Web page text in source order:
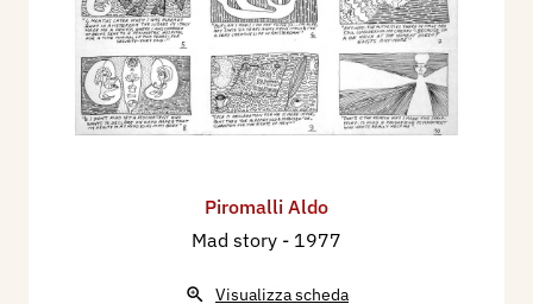
Piromalli Aldo
Mad story - 1977
Visualizza scheda